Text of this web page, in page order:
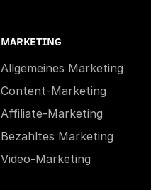
MARKETING
Allgemeines Marketing
Content-Marketing
Affiliate-Marketing
Bezahltes Marketing
Video-Marketing